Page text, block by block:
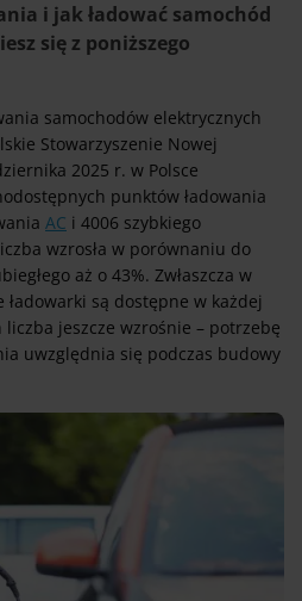
i jak ładować samochód
się z poniższego
samochodów elektrycznych
Stowarzyszenie Nowej
2025 r. w Polsce
punktów ładowania
AC i 4006 szybkiego
wzrosła w porównaniu do
aż o 43%. Zwłaszcza w
są dostępne w każdej
liczba jeszcze wzrośnie – potrzebę
uwzględnia się podczas budowy